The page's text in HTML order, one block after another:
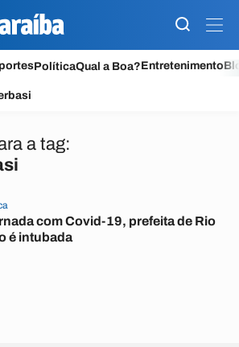
PolíticaQual a Boa?Entretenimento
a tag:
com Covid-19, prefeita de Rio
é intubada